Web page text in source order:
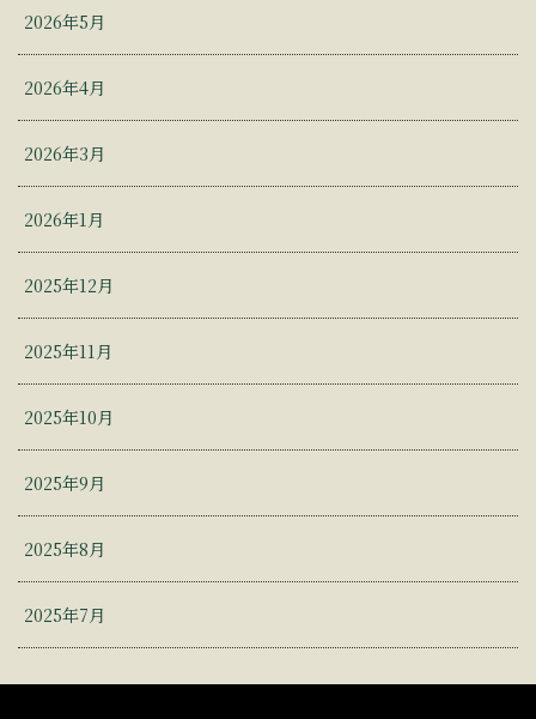
2026年5月
2026年4月
2026年3月
2026年1月
2025年12月
2025年11月
2025年10月
2025年9月
2025年8月
2025年7月